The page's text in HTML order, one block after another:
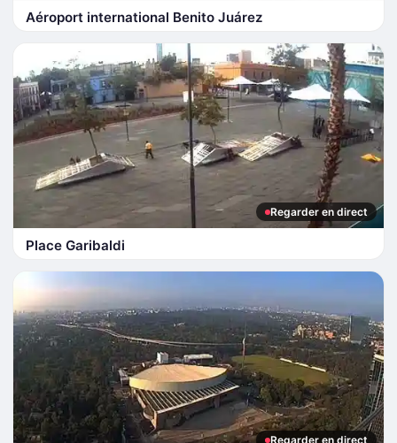
Aéroport international Benito Juárez
Regarder en direct
Place Garibaldi
Regarder en direct